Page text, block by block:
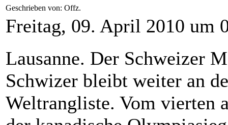
Geschrieben von: Offz.
Freitag, 09. April 2010 um
Lausanne. Der Schweizer
Schwizer bleibt weiter an
Weltrangliste. Vom vierten